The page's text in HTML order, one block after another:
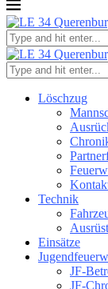
Löschzug
Technik
Einsätze
JF-
JF-